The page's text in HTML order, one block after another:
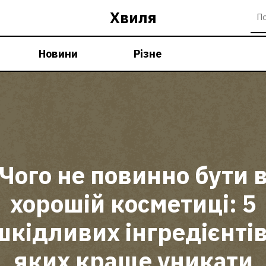
Хвиля
Новини Різне
Чого не повинно бути
хорошій косметиці: 5